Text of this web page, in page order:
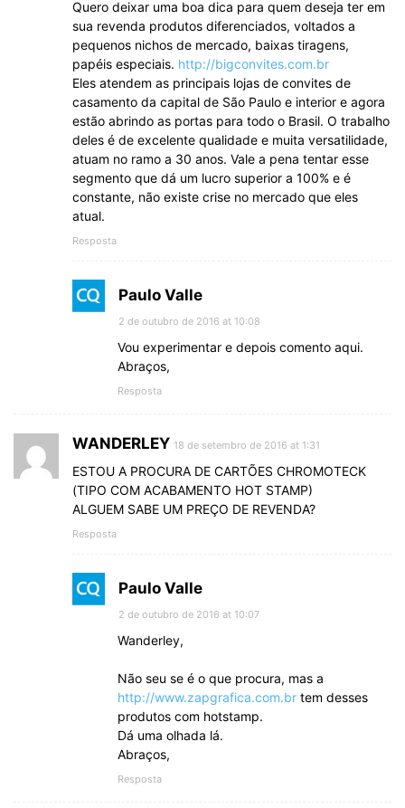
Quero deixar uma boa dica para quem deseja ter em
sua revenda produtos diferenciados, voltados a
pequenos nichos de mercado, baixas tiragens,
papéis especiais. http://bigconvites.com.br
Eles atendem as principais lojas de convites de
casamento da capital de São Paulo e interior e agora
estão abrindo as portas para todo o Brasil. O trabalho
deles é de excelente qualidade e muita versatilidade,
atuam no ramo a 30 anos. Vale a pena tentar esse
segmento que dá um lucro superior a 100% e é
constante, não existe crise no mercado que eles
atual.
Resposta
Paulo Valle
2 de outubro de 2016 at 10:08
Vou experimentar e depois comento aqui.
Abraços,
Resposta
WANDERLEY 18 de setembro de 2016 at 1:31
ESTOU A PROCURA DE CARTÕES CHROMOTECK
(TIPO COM ACABAMENTO HOT STAMP)
ALGUEM SABE UM PREÇO DE REVENDA?
Resposta
Paulo Valle
2 de outubro de 2016 at 10:07
Wanderley,
Não seu se é o que procura, mas a
http://www.zapgrafica.com.br tem desses
produtos com hotstamp.
Dá uma olhada lá.
Abraços,
Resposta